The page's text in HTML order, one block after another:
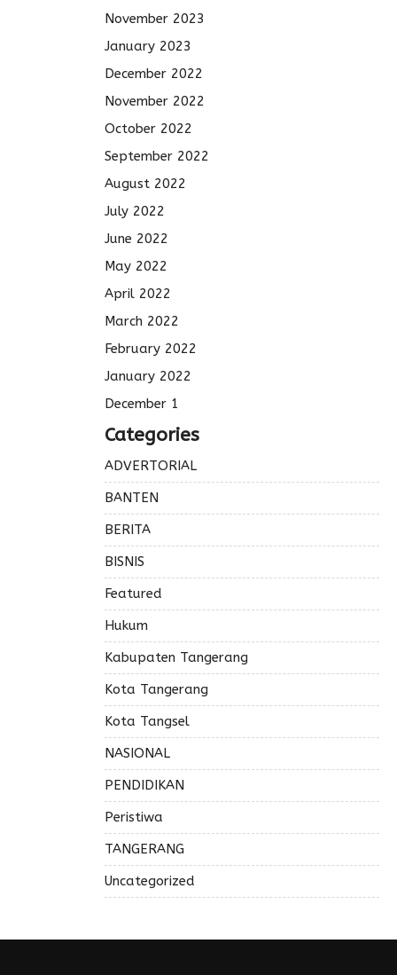
November 2023
January 2023
December 2022
November 2022
October 2022
September 2022
August 2022
July 2022
June 2022
May 2022
April 2022
March 2022
February 2022
January 2022
December 1
Categories
ADVERTORIAL
BANTEN
BERITA
BISNIS
Featured
Hukum
Kabupaten Tangerang
Kota Tangerang
Kota Tangsel
NASIONAL
PENDIDIKAN
Peristiwa
TANGERANG
Uncategorized